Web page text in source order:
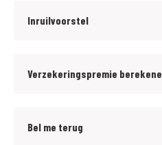
Inruilvoorstel
Verzekeringspremie
Bel me terug